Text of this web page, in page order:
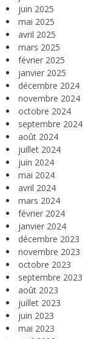
juin 2025
mai 2025
avril 2025
mars 2025
février 2025
janvier 2025
décembre 2024
novembre 2024
octobre 2024
septembre 2024
août 2024
juillet 2024
juin 2024
mai 2024
avril 2024
mars 2024
février 2024
janvier 2024
décembre 2023
novembre 2023
octobre 2023
septembre 2023
août 2023
juillet 2023
juin 2023
mai 2023